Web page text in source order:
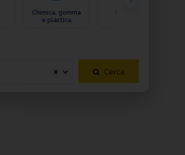
Chimica, gomma
e plastica
Cerca